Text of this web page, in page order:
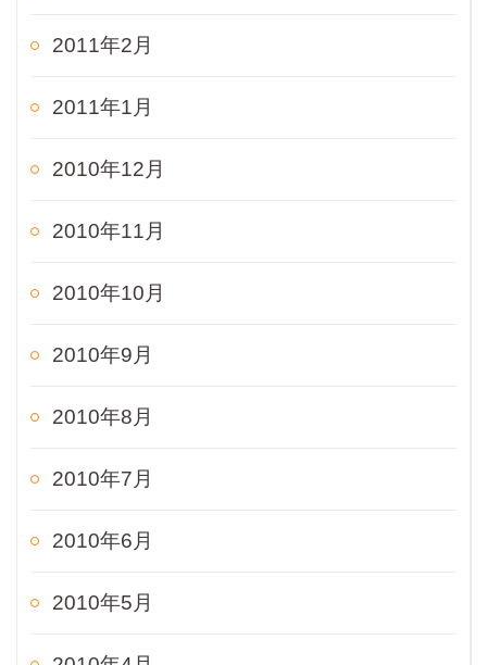
2011年2月
2011年1月
2010年12月
2010年11月
2010年10月
2010年9月
2010年8月
2010年7月
2010年6月
2010年5月